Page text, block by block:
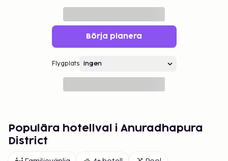
Börja planera
Flygplats
Populära hotellval i Anuradhapura
District